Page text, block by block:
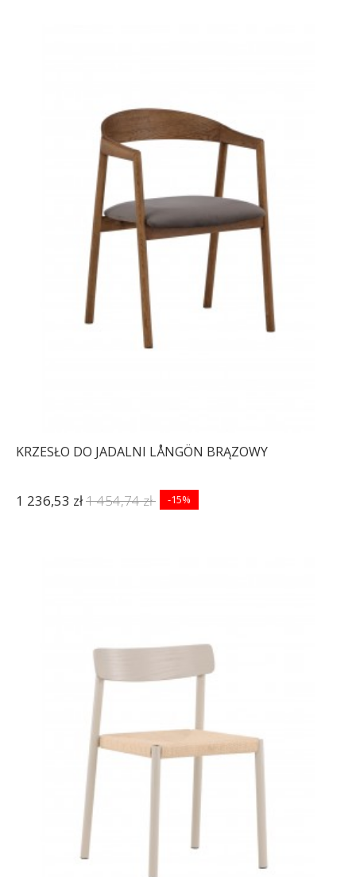
KRZESŁO DO JADALNI LÅNGÖN BRĄZOWY
1 236,53 zł1 454,74 zł -15%